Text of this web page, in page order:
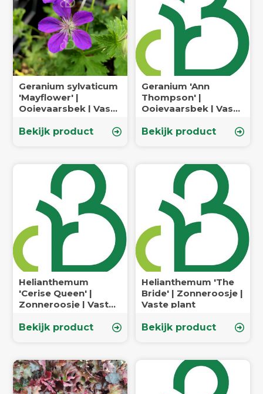
Geranium sylvaticum
'Mayflower' |
Ooievaarsbek | Vaste
Bekijk product
Geranium 'Ann
Thompson' |
Ooievaarsbek | Vaste
Bekijk product
Helianthemum
'Cerise Queen' |
Zonneroosje | Vaste
Bekijk product
Helianthemum 'The
Bride' | Zonneroosje |
Vaste plant
Bekijk product